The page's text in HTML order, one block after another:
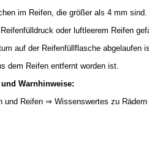
im Reifen, die größer als 4 mm sind.
oder luftleerem Reifen
auf der Reifenfüllflasche abgelaufen
dem Reifen entfernt worden ist.
Warnhinweise:
und Reifen ⇒ Wissenswertes zu Rädern